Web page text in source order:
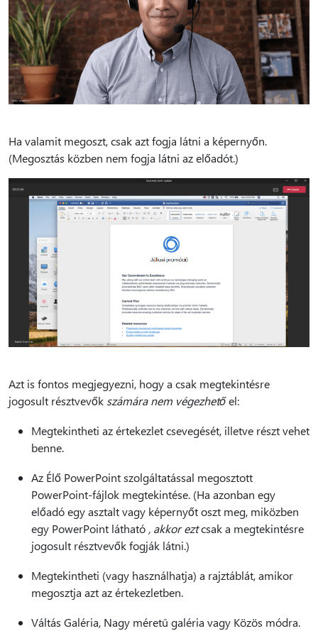
Ha valamit megoszt, csak azt fogja látni a képernyőn.
(Megosztás közben nem fogja látni az előadót.)
Azt is fontos megjegyezni, hogy a csak megtekintésre
jogosult résztvevők számára nem végezhetőel:
Megtekintheti az értekezlet csevegését, illetve részt vehet
benne.
Az Élő PowerPoint szolgáltatással megosztott
PowerPoint-fájlok megtekintése. (Ha azonban egy
előadó egy asztalt vagy képernyőt oszt meg, miközben
egy PowerPoint látható , akkor eztcsak a megtekintésre
jogosult résztvevők fogják látni.)
Megtekintheti (vagy használhatja) a rajztáblát, amikor
megosztja azt az értekezletben.
Váltás Galéria, Nagy méretű galéria vagy Közös módra.